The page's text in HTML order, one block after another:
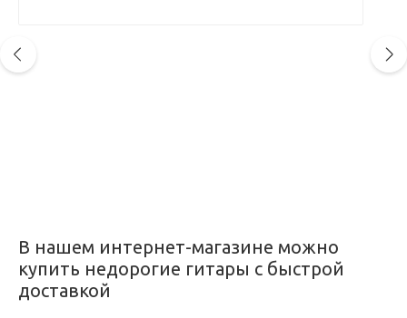
В нашем интернет-магазине можно
купить недорогие гитары с быстрой
доставкой